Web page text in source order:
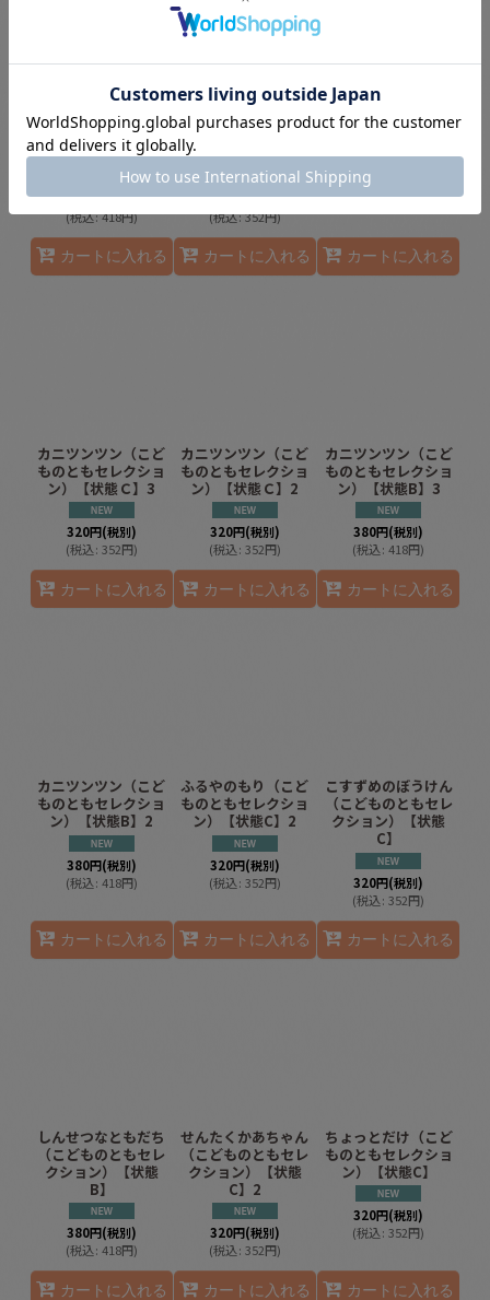
だいくとおにろく
（こどものともセレ
クション）【状態
B】
380円(税別)
(税込:418円)
カートに入れる
ゆうびんやさんのホ
ネホネさん（こども
のともセレクショ
ン）【状態C】
320円(税別)
(税込:352円)
カートに入れる
かさじぞう（こども
のともセレクショ
380
(税込:418円)
カートに入れる
カニツンツン（こど
ものともセレクショ
ン）【状態Ｃ】3
320円(税別)
(税込: 352円)
カートに入れる
カニツンツン（こど
ものともセレクショ
ン）【状態Ｃ】2
320円(税別)
(税込: 352円)
カートに入れる
カニツンツン（こど
ものともセレクショ
ン）【状態B】3
380円(税別)
(税込: 418円)
カートに入れる
カニツンツン（こど
ものともセレクショ
ン）【状態B】2
380円(税別)
(税込: 418円)
カートに入れる
ふるやのもり（こど
ものともセレクショ
ン）【状態C】2
320円(税別)
(税込: 352円)
カートに入れる
こすずめのぼうけん
（こどものともセレ
クション）【状態
C】
320円(税別)
(税込: 352円)
カートに入れる
しんせつなともだち
（こどものともセレ
クション）【状態
B】
380円(税別)
(税込: 418円)
カートに入れる
せんたくかあちゃん
（こどものともセレ
クション）【状態
C】2
320円(税別)
(税込: 352円)
カートに入れる
ちょっとだけ（こど
ものともセレクショ
ン）【状態C】
320円(税別)
(税込: 352円)
カートに入れる